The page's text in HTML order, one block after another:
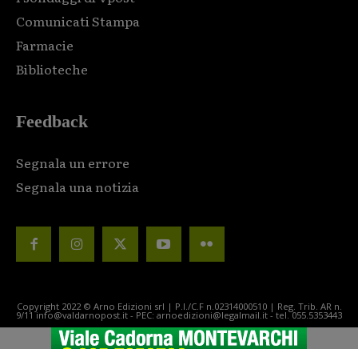
Comunicati Stampa
Farmacie
Biblioteche
Feedback
Segnala un errore
Segnala una notizia
Copyright 2022 © Arno Edizioni srl | P.I./C.F n.02314000510 | Reg. Trib. AR n.
9/11 info@valdarnopost.it - PEC: arnoedizioni@legalmail.it - tel. 055.5353443